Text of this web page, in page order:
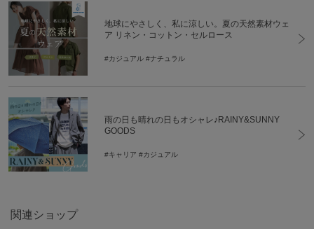
地球にやさしく、私に涼しい。夏の天然素材ウェ
ア リネン・コットン・セルロース
#カジュアル #ナチュラル
雨の日も晴れの日もオシャレ♪RAINY&SUNNY
GOODS
#キャリア #カジュアル
関連ショップ